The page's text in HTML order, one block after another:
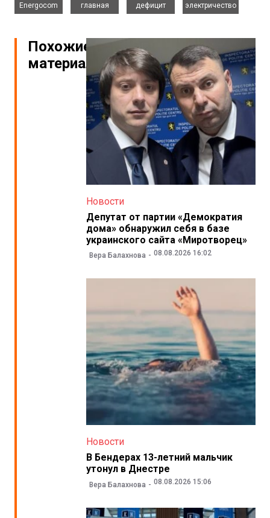
Energocom
главная
дефицит
электричество
Похожие
материалы
Новости
Депутат от партии «Демократия
дома» обнаружил себя в базе
украинского сайта «Миротворец»
Вера Балахнова 08.08.2026 16:02
Новости
В Бендерах 13-летний мальчик
утонул в Днестре
Вера Балахнова 08.08.2026 15:06